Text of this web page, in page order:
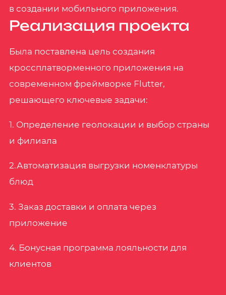
в создании мобильного приложения.
Реализация проекта
Была поставлена цель создания
кроссплатворменного приложения на
современном фреймворке Flutter,
решающего ключевые задачи:
1. Определение геолокации и выбор страны
и филиала
2.Автоматизация выгрузки номенклатуры
блюд
3. Заказ доставки и оплата через
приложение
4. Бонусная программа лояльности для
клиентов